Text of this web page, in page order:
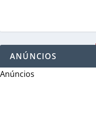
ANÚNCIOS
Anúncios